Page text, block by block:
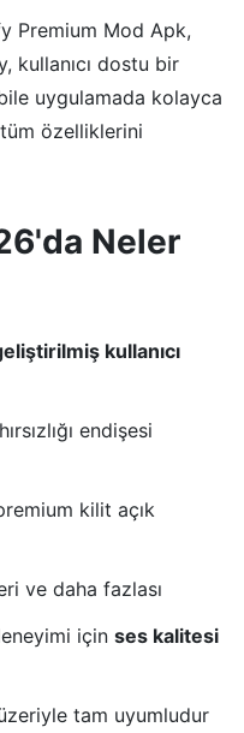
Premium Mod Apk,
kullanıcı dostu bir
uygulamada kolayca
özelliklerini
Neler
kullanıcı
endişesi
kilit açık
ve daha fazlası
için ses kalitesi
tam uyumludur